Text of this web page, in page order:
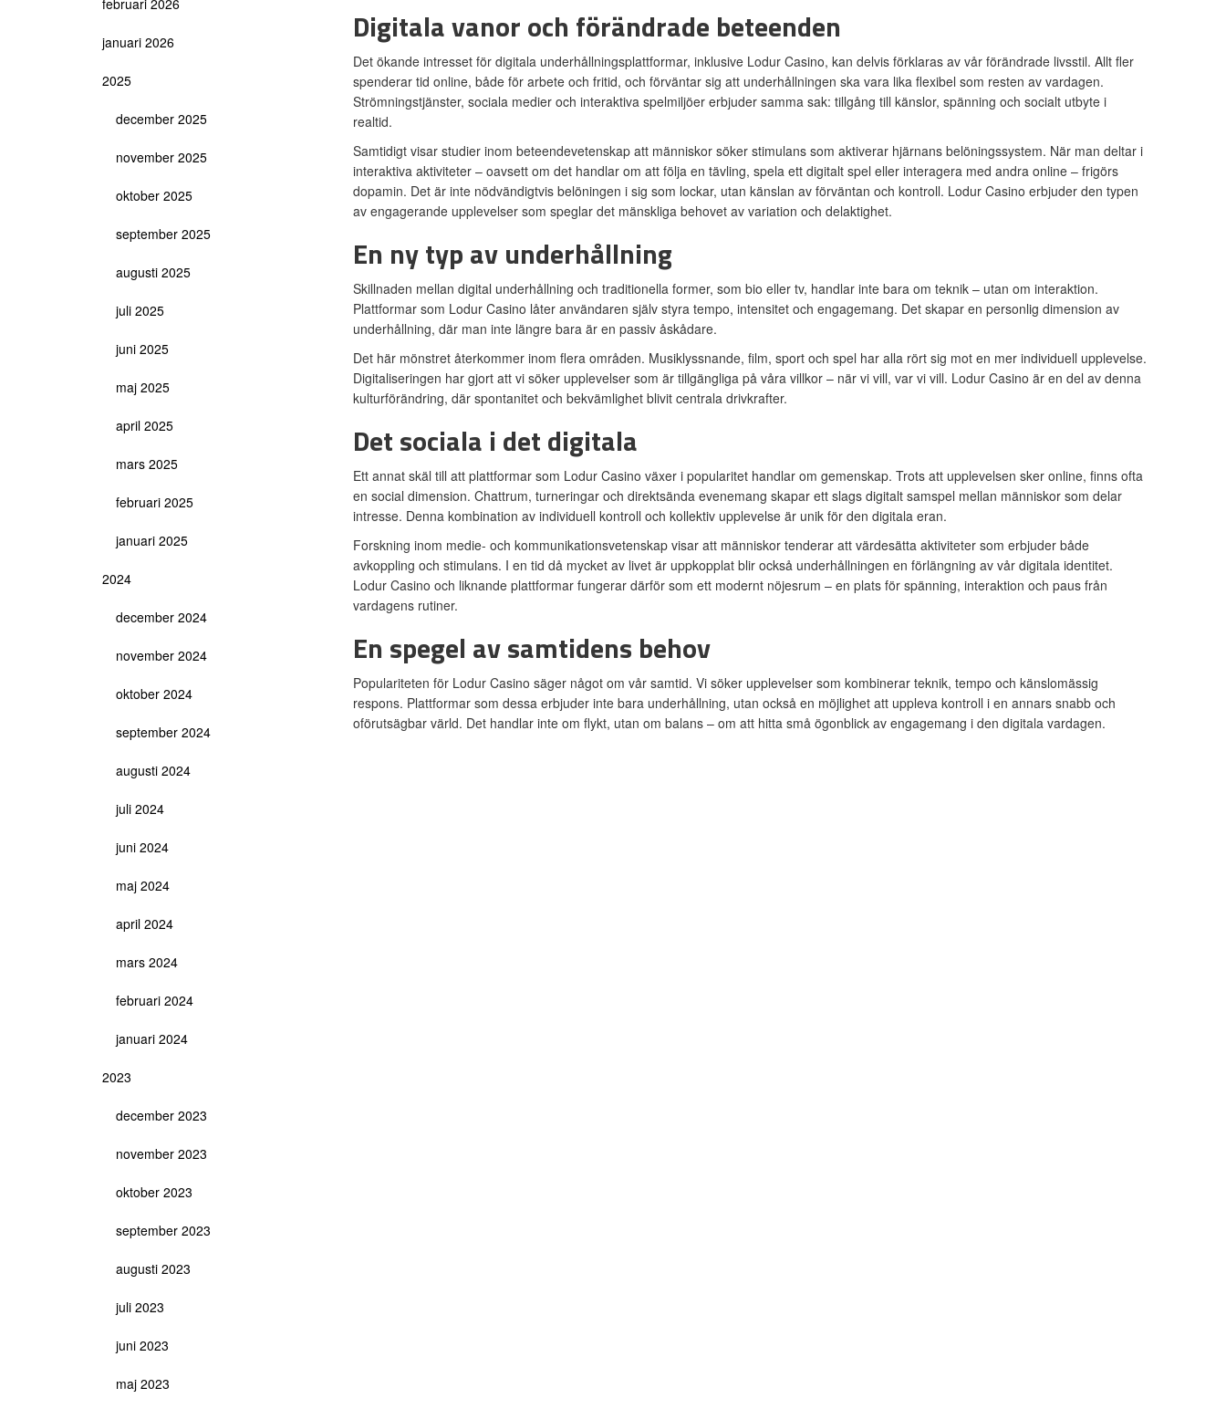
februari 2026
januari 2026
2025
december 2025
november 2025
oktober 2025
september 2025
augusti 2025
juli 2025
juni 2025
maj 2025
april 2025
mars 2025
februari 2025
januari 2025
2024
december 2024
november 2024
oktober 2024
september 2024
augusti 2024
juli 2024
juni 2024
maj 2024
april 2024
mars 2024
februari 2024
januari 2024
2023
december 2023
november 2023
oktober 2023
september 2023
augusti 2023
juli 2023
juni 2023
maj 2023
Digitala vanor och förändrade beteenden
Det ökande intresset för digitala underhållningsplattformar, inklusive Lodur Casino, kan delvis förklaras av vår förändrade livsstil. Allt fler
spenderar tid online, både för arbete och fritid, och förväntar sig att underhållningen ska vara lika flexibel som resten av vardagen.
Strömningstjänster, sociala medier och interaktiva spelmiljöer erbjuder samma sak: tillgång till känslor, spänning och socialt utbyte i
realtid.
Samtidigt visar studier inom beteendevetenskap att människor söker stimulans som aktiverar hjärnans belöningssystem. När man deltar i
interaktiva aktiviteter – oavsett om det handlar om att följa en tävling, spela ett digitalt spel eller interagera med andra online – frigörs
dopamin. Det är inte nödvändigtvis belöningen i sig som lockar, utan känslan av förväntan och kontroll. Lodur Casino erbjuder den typen
av engagerande upplevelser som speglar det mänskliga behovet av variation och delaktighet.
En ny typ av underhållning
Skillnaden mellan digital underhållning och traditionella former, som bio eller tv, handlar inte bara om teknik – utan om interaktion.
Plattformar som Lodur Casino låter användaren själv styra tempo, intensitet och engagemang. Det skapar en personlig dimension av
underhållning, där man inte längre bara är en passiv åskådare.
Det här mönstret återkommer inom flera områden. Musiklyssnande, film, sport och spel har alla rört sig mot en mer individuell upplevelse.
Digitaliseringen har gjort att vi söker upplevelser som är tillgängliga på våra villkor – när vi vill, var vi vill. Lodur Casino är en del av denna
kulturförändring, där spontanitet och bekvämlighet blivit centrala drivkrafter.
Det sociala i det digitala
Ett annat skäl till att plattformar som Lodur Casino växer i popularitet handlar om gemenskap. Trots att upplevelsen sker online, finns ofta
en social dimension. Chattrum, turneringar och direktsända evenemang skapar ett slags digitalt samspel mellan människor som delar
intresse. Denna kombination av individuell kontroll och kollektiv upplevelse är unik för den digitala eran.
Forskning inom medie- och kommunikationsvetenskap visar att människor tenderar att värdesätta aktiviteter som erbjuder både
avkoppling och stimulans. I en tid då mycket av livet är uppkopplat blir också underhållningen en förlängning av vår digitala identitet.
Lodur Casino och liknande plattformar fungerar därför som ett modernt nöjesrum – en plats för spänning, interaktion och paus från
vardagens rutiner.
En spegel av samtidens behov
Populariteten för Lodur Casino säger något om vår samtid. Vi söker upplevelser som kombinerar teknik, tempo och känslomässig
respons. Plattformar som dessa erbjuder inte bara underhållning, utan också en möjlighet att uppleva kontroll i en annars snabb och
oförutsägbar värld. Det handlar inte om flykt, utan om balans – om att hitta små ögonblick av engagemang i den digitala vardagen.